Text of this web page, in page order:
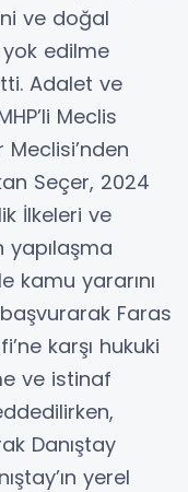
ve doğal
edilme
Adalet ve
Meclis
Seçer, 2024
İlkeleri ve
yapılaşma
kamu yararını
Faras
karşı hukuki
ve istinaf
Danıştay
yerel